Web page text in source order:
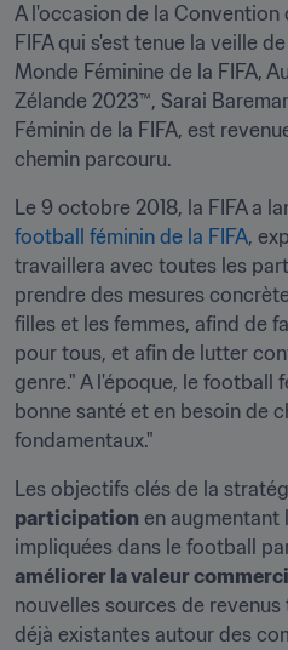
A l'occasion de la Convention
FIFA qui s'est tenue la veille
Monde Féminine de la FIFA,
Zélande 2023™, Sarai
Féminin de la FIFA, est
chemin parcouru.
Le 9 octobre 2018, la FIFA a
football féminin de la FIFA,
travaillera avec toutes les
prendre des mesures
filles et les femmes, afind de
pour tous, et afin de lutter
genre." A l'époque, le football
bonne santé et en besoin de
fondamentaux."
Les objectifs clés de la
participation en augmentant
améliorer la valeur
nouvelles sources de